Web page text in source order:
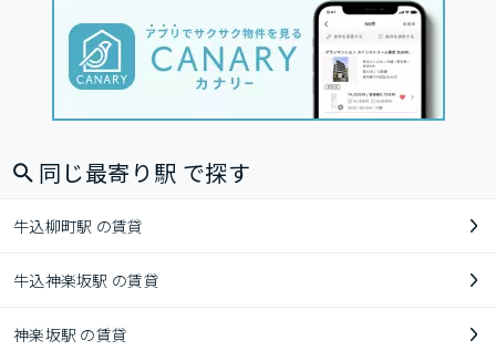
同じ最寄り駅 で探す
牛込柳町駅 の賃貸
牛込神楽坂駅 の賃貸
神楽坂駅 の賃貸